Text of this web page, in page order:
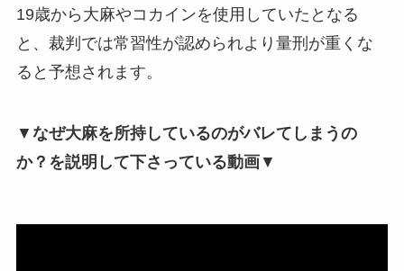
19歳から大麻やコカインを使用していたとなる
と、裁判では常習性が認められより量刑が重くな
ると予想されます。
▼ なぜ大麻を所持しているのがバレてしまうの
か？を説明して下さっている動画▼